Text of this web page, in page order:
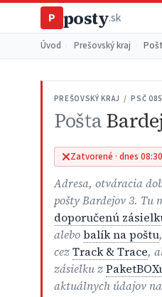
P posty.sk
Úvod Prešovský kraj
PREŠOVSKÝ KRAJ / PSČ
Pošta
Zatvorené · dnes
Adresa, otváracia
pošty Bardejov 3. Tu
doporučenú
alebobalík na poštu
cezTrack & Trace,
zásielku z
aktuálnych údajov